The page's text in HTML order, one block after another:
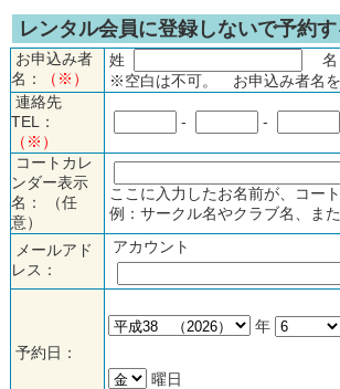
レンタル会員に登録しないで予約
お申込み者
名：
（※）
姓
名
※空白は不可。 お申込み者名を
連絡先
TEL：
（※）
- -
コートカレ
ンダー表示
名： （任
意）
ここに入力したお名前が、コー
例：サークル名やクラブ名、ま
メールアド
レス：
アカウント
予約日：
年
曜日